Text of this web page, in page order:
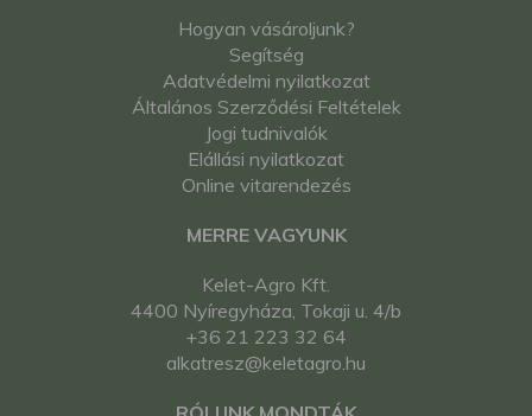
Hogyan vásároljunk?
Segítség
Adatvédelmi nyilatkozat
Általános Szerződési Feltételek
Jogi tudnivalók
Elállási nyilatkozat
Online vitarendezés
MERRE VAGYUNK
Kelet-Agro Kft.
4400 Nyíregyháza, Tokaji u. 4/b
+36 21 223 32 64
alkatresz@keletagro.hu